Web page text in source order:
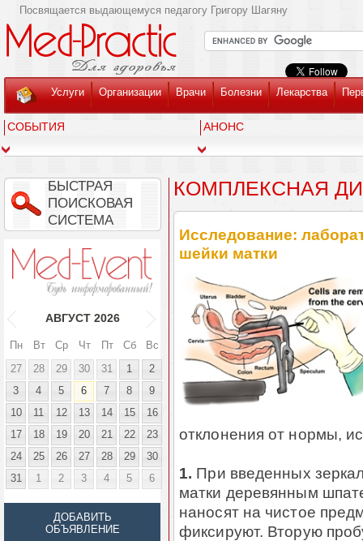
Посвящается выдающемуся педагогу Григору Шагяну
Услуги Организации Врачи Болезни Лекарства
СОБЫТИЯ АНОНС
БЫСТРАЯ
ПОИСКОВАЯ
СИСТЕМА
АВГУСТ 2026
Пн Вт Ср Чт Пт Сб
Вс
27
28 29 30 31 1
2
3
4 5 6 7 8
9
10
11 12 13 14 15
16
17
18 19 20 21 22
23
24
25 26 27 28 29
30
31
1 2 3 4 5 6
ДОБАВИТЬ
ОБЪЯВЛЕНИЕ
КОМПЛЕКСНАЯ
Исследование:
шейки матки
отклонения от нормы,
1. При введенных
матки деревянным
наносят на чистое
фиксируют. Вторую